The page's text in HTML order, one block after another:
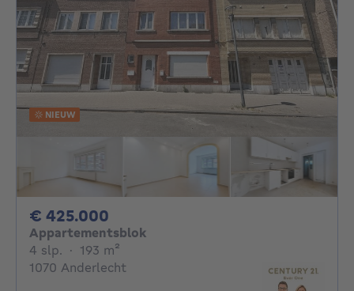
NIEUW
€ 425.000
Appartementsblok
4 slp. 4 slaapkamers
· 193 m²
1070 Anderlecht